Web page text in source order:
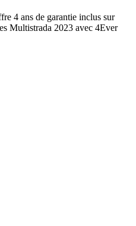
4 ans de garantie inclus sur
Multistrada 2023 avec 4Ever